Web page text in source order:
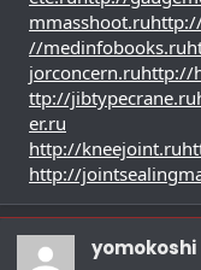
mmasshoot.ru
//medinfobooks.ru
jorconcern.ruhttp://
ttp://jibtypecrane.ru
er.ru
http://kneejoint.ru
http://
yomokoshi